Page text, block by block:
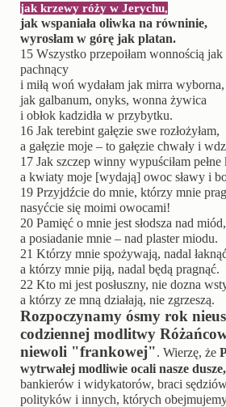
jak krzewy róży w Jerychu,
jak wspaniała oliwka na równinie,
wyrosłam w górę jak platan.
15 Wszystko przepoiłam wonnością jak
pachnący
i miłą woń wydałam jak mirra wyborna,
jak galbanum, onyks, wonna żywica
i obłok kadzidła w przybytku.
16 Jak terebint gałęzie swe rozłożyłam,
a gałęzie moje – to gałęzie chwały i
17 Jak szczep winny wypuściłam pełne
a kwiaty moje [wydają] owoc sławy i
19 Przyjdźcie do mnie, którzy mnie
nasyćcie się moimi owocami!
20 Pamięć o mnie jest słodsza nad miód,
a posiadanie mnie – nad plaster miodu.
21 Którzy mnie spożywają, nadal
a którzy mnie piją, nadal będą pragnąć.
22 Kto mi jest posłuszny, nie dozna
a którzy ze mną działają, nie zgrzeszą.
Rozpoczynamy ósmy rok
codziennej modlitwy
niewoli "frankowej". Wierzę, że
wytrwałej modliwie ocali nasze dusze,
bankierów i widykatorów, braci
polityków i innych, których